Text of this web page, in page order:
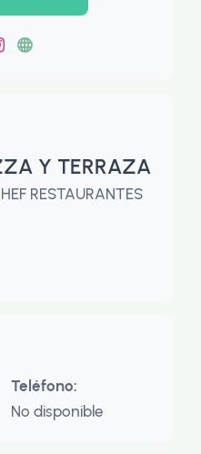
Y TERRAZA
RESTAURANTES
Teléfono:
No disponible